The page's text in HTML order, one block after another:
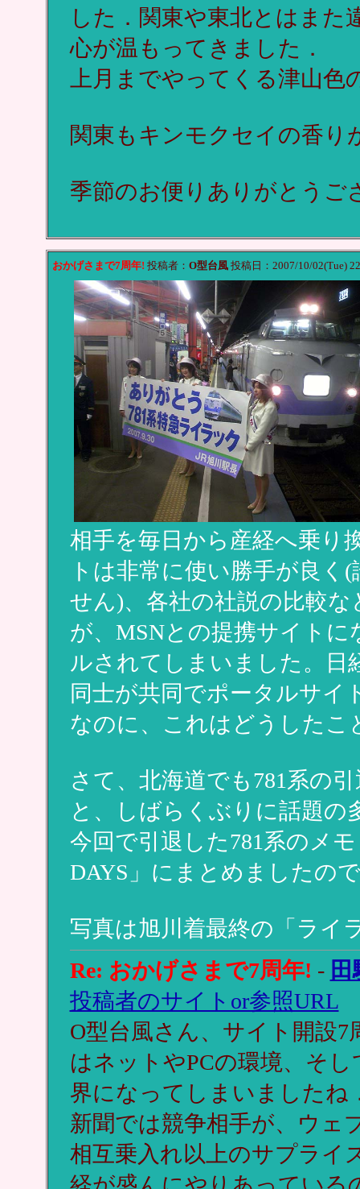
した．関東や東北とはまた
心が温もってきました．
上月までやってくる津山
関東もキンモクセイの香り
季節のお便りありがとうご
おかげさまで7周年! 投稿者： O型台風 投稿日：2007/10/02(Tue)
相手を毎日から産経へ乗り
トは非常に使い勝手が良
せん)、各社の社説の比較
が、MSNとの提携サイト
ルされてしまいました。日
同士が共同でポータルサイ
なのに、これはどうしたこ
さて、北海道でも781系の
と、しばらくぶりに話題の
今回で引退した781系のメ
DAYS」にまとめましたの
写真は旭川着最終の「ライ
Re: おかげさまで7周年! -
投稿者のサイトor参照URL
O型台風さん、サイト開設
はネットやPCの環境、そ
界になってしまいましたね
新聞では競争相手が、ウェ
相互乗入れ以上のサプライ